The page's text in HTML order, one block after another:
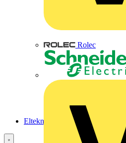
Rolec
Elteknikpodden